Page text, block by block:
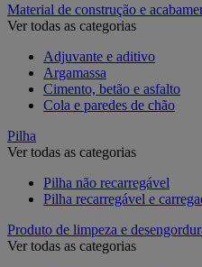
Material de construção e
Ver todas as categorias
Adjuvante e aditivo
Argamassa
Cimento, betão e asfalto
Cola e paredes de chão
Pilha
Ver todas as categorias
Pilha não recarregável
Pilha recarregável e
Produto de limpeza e
Ver todas as categorias